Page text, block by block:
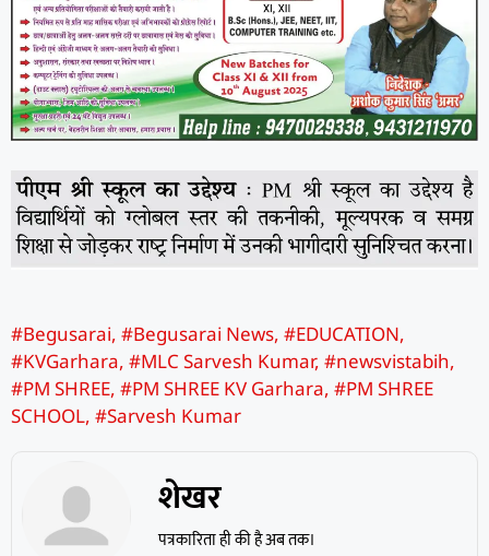
#Begusarai, #Begusarai News, #EDUCATION,
#KVGarhara, #MLC Sarvesh Kumar, #newsvistabih,
#PM SHREE, #PM SHREE KV Garhara, #PM SHREE
SCHOOL, #Sarvesh Kumar
शेखर
पत्रकारिता ही की है अब तक।